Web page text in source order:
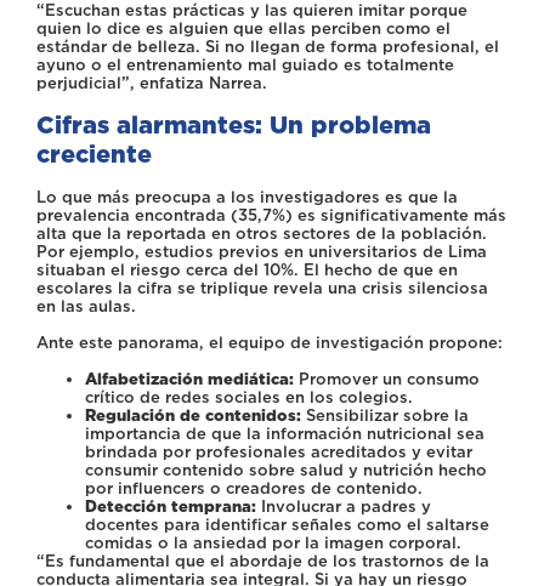
“Escuchan estas prácticas y las quieren imitar porque
quien lo dice es alguien que ellas perciben como el
estándar de belleza. Si no llegan de forma profesional, el
ayuno o el entrenamiento mal guiado es totalmente
perjudicial”, enfatiza Narrea.
Cifras alarmantes: Un problema
creciente
Lo que más preocupa a los investigadores es que la
prevalencia encontrada (35,7%) es significativamente más
alta que la reportada en otros sectores de la población.
Por ejemplo, estudios previos en universitarios de Lima
situaban el riesgo cerca del 10%. El hecho de que en
escolares la cifra se triplique revela una crisis silenciosa
en las aulas.
Ante este panorama, el equipo de investigación propone:
Alfabetización mediática: Promover un consumo
crítico de redes sociales en los colegios.
Regulación de contenidos: Sensibilizar sobre la
importancia de que la información nutricional sea
brindada por profesionales acreditados y evitar
consumir contenido sobre salud y nutrición hecho
por influencers o creadores de contenido.
Detección temprana: Involucrar a padres y
docentes para identificar señales como el saltarse
comidas o la ansiedad por la imagen corporal.
“Es fundamental que el abordaje de los trastornos de la
conducta alimentaria sea integral. Si ya hay un riesgo